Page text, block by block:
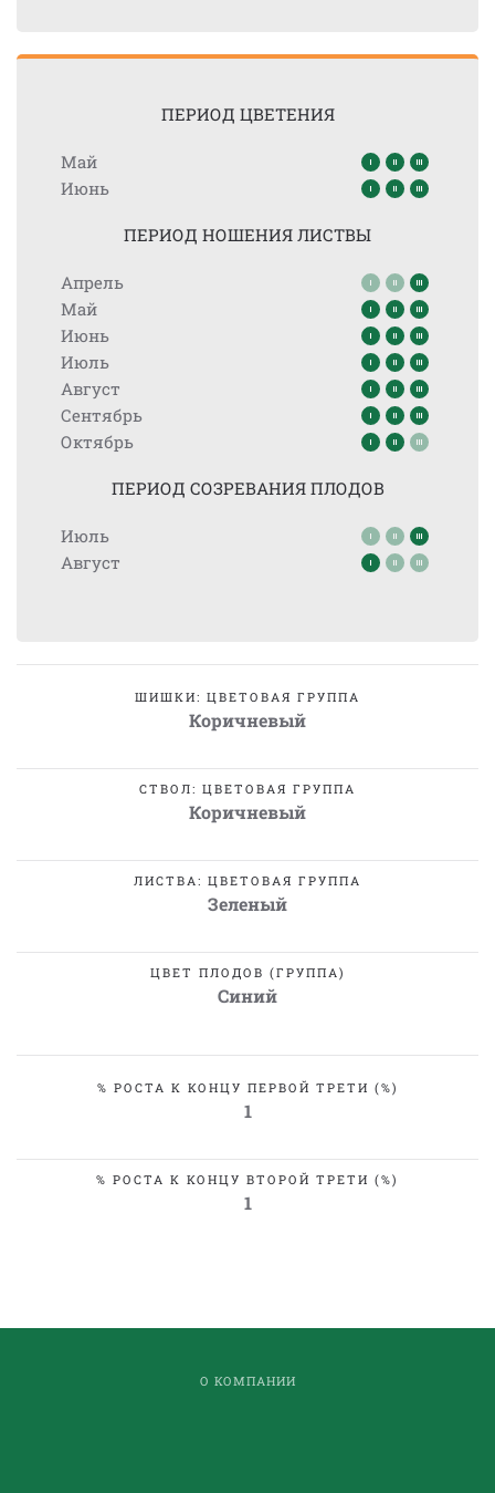
ПЕРИОД ЦВЕТЕНИЯ
Май
Июнь
ПЕРИОД НОШЕНИЯ ЛИСТВЫ
Апрель
Май
Июнь
Июль
Август
Сентябрь
Октябрь
ПЕРИОД СОЗРЕВАНИЯ ПЛОДОВ
Июль
Август
ШИШКИ: ЦВЕТОВАЯ ГРУППА
Коричневый
СТВОЛ: ЦВЕТОВАЯ ГРУППА
Коричневый
ЛИСТВА: ЦВЕТОВАЯ ГРУППА
Зеленый
ЦВЕТ ПЛОДОВ (ГРУППА)
Синий
% РОСТА К КОНЦУ ПЕРВОЙ ТРЕТИ (%)
1
% РОСТА К КОНЦУ ВТОРОЙ ТРЕТИ (%)
1
О КОМПАНИИ